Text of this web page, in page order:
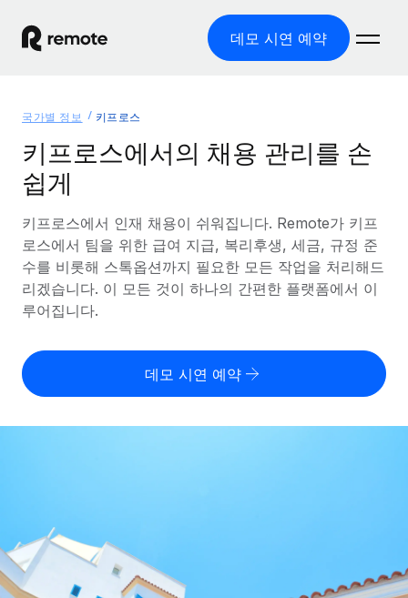
데모 시연 예약
글로벌 고용
글로벌 급여
규정을 준수하며 급여 지급을 손쉽게 처리
기록상 고용주(EOR)
법인 설립 비용 없이 전 세계로 사업을 확장
인프라
Remote 통합
HR을 워크플로에 매끄럽게 통합
솔루션
글로벌 서비스 제공
국가별 정보
국가별 글로벌 채용 지원 알아보기
미국 주별 정보
Remote와 다른 솔루션 비교
다른 업체들과 비교해보기
중견기업
맞춤형 HR 솔루션으로 팀 확장
리소스
도구 및 계산기
오분류 리스크 평가 도구
국가별 총 인건비 계산
리서치 및 가이드
사례 연구
요금
한국어
English
Deutsch
Español
국가별 정보 키프로스
키프로스에서의 채용 관리를 손
쉽게
키프로스에서 인재 채용이 쉬워집니다. Remote가 키프
로스에서 팀을 위한 급여 지급, 복리후생, 세금, 규정 준
수를 비롯해 스톡옵션까지 필요한 모든 작업을 처리해드
리겠습니다. 이 모든 것이 하나의 간편한 플랫폼에서 이
루어집니다.
데모 시연 예약